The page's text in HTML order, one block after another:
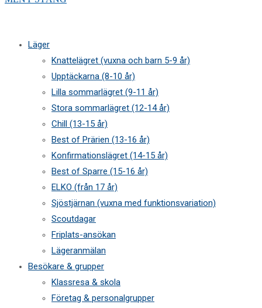
Läger
Knattelägret (vuxna och barn 5-9 år)
Upptäckarna (8-10 år)
Lilla sommarlägret (9-11 år)
Stora sommarlägret (12-14 år)
Chill (13-15 år)
Best of Prärien (13-16 år)
Konfirmationslägret (14-15 år)
Best of Sparre (15-16 år)
ELKO (från 17 år)
Sjöstjärnan (vuxna med funktionsvariation)
Scoutdagar
Friplats-ansökan
Lägeranmälan
Besökare & grupper
Klassresa & skola
Företag & personalgrupper